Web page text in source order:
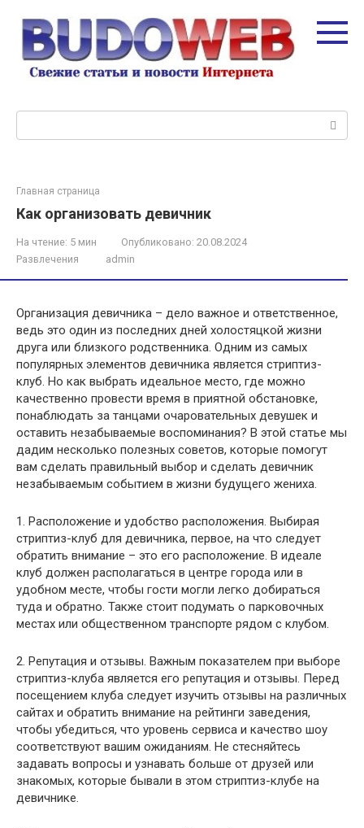
контенту
Главная страница
Как организовать девичник
На чтение: 5 мин Опубликовано: 20.08.2024
Развлечения
admin
Организация девичника – дело важное и ответственное,
ведь это один из последних дней холостяцкой жизни
друга или близкого родственника. Одним из самых
популярных элементов девичника является стриптиз-
клуб. Но как выбрать идеальное место, где можно
качественно провести время в приятной обстановке,
понаблюдать за танцами очаровательных девушек и
оставить незабываемые воспоминания? В этой статье мы
дадим несколько полезных советов, которые помогут
вам сделать правильный выбор и сделать девичник
незабываемым событием в жизни будущего жениха.
1. Расположение и удобство расположения. Выбирая
стриптиз-клуб для девичника, первое, на что следует
обратить внимание – это его расположение. В идеале
клуб должен располагаться в центре города или в
удобном месте, чтобы гости могли легко добираться
туда и обратно. Также стоит подумать о парковочных
местах или общественном транспорте рядом с клубом.
2. Репутация и отзывы. Важным показателем при выборе
стриптиз-клуба является его репутация и отзывы. Перед
посещением клуба следует изучить отзывы на различных
сайтах и ​​обратить внимание на рейтинги заведения,
чтобы убедиться, что уровень сервиса и качество шоу
соответствуют вашим ожиданиям. Не стесняйтесь
задавать вопросы и узнавать больше от друзей или
знакомых, которые бывали в этом стриптиз-клубе на
девичнике.